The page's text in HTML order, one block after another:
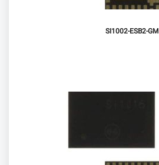
SI1002-ESB2-GM